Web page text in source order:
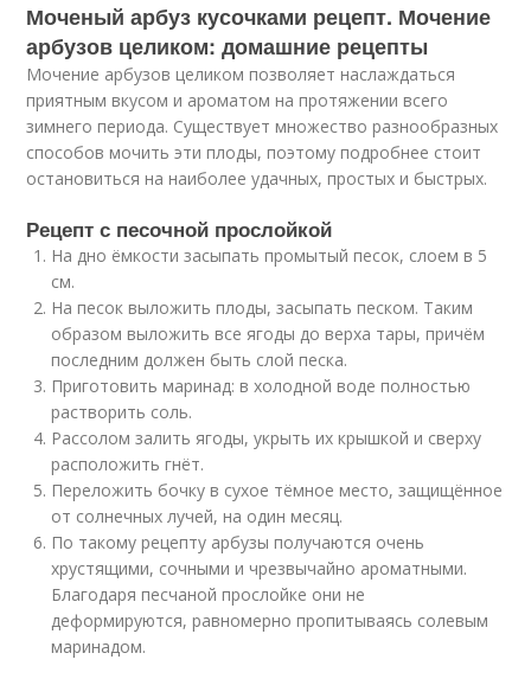
Моченый арбуз кусочками рецепт. Мочение
арбузов целиком: домашние рецепты
Мочение арбузов целиком позволяет наслаждаться
приятным вкусом и ароматом на протяжении всего
зимнего периода. Существует множество разнообразных
способов мочить эти плоды, поэтому подробнее стоит
остановиться на наиболее удачных, простых и быстрых.
Рецепт с песочной прослойкой
На дно ёмкости засыпать промытый песок, слоем в 5
см.
На песок выложить плоды, засыпать песком. Таким
образом выложить все ягоды до верха тары, причём
последним должен быть слой песка.
Приготовить маринад: в холодной воде полностью
растворить соль.
Рассолом залить ягоды, укрыть их крышкой и сверху
расположить гнёт.
Переложить бочку в сухое тёмное место, защищённое
от солнечных лучей, на один месяц.
По такому рецепту арбузы получаются очень
хрустящими, сочными и чрезвычайно ароматными.
Благодаря песчаной прослойке они не
деформируются, равномерно пропитываясь солевым
маринадом.